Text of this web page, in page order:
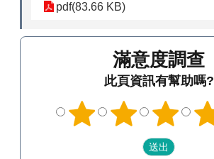
pdf(83.66 KB)
滿意度調查
此頁資訊有幫助嗎?